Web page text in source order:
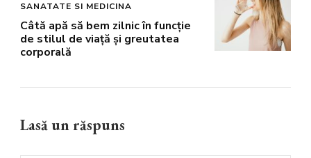
SANATATE SI MEDICINA
Câtă apă să bem zilnic în funcție
de stilul de viață și greutatea
corporală
Lasă un răspuns